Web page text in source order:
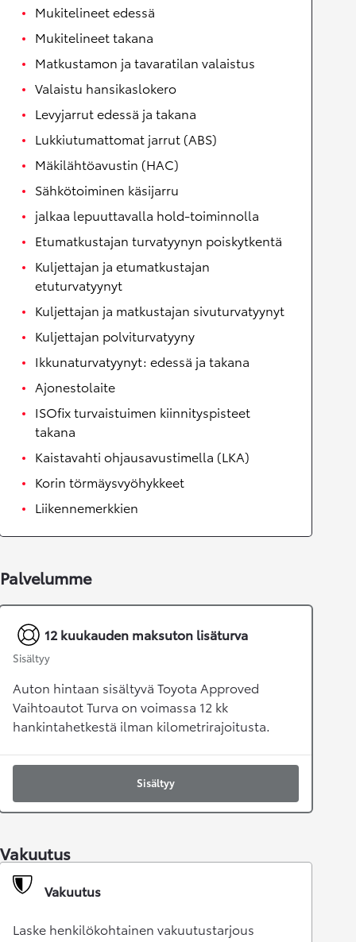
Mukitelineet edessä
Mukitelineet takana
Matkustamon ja tavaratilan valaistus
Valaistu hansikaslokero
Levyjarrut edessä ja takana
Lukkiutumattomat jarrut (ABS)
Mäkilähtöavustin (HAC)
Sähkötoiminen käsijarru
jalkaa lepuuttavalla hold-toiminnolla
Etumatkustajan turvatyynyn poiskytkentä
Kuljettajan ja etumatkustajan
etuturvatyynyt
Kuljettajan ja matkustajan sivuturvatyynyt
Kuljettajan polviturvatyyny
Ikkunaturvatyynyt: edessä ja takana
Ajonestolaite
ISOfix turvaistuimen kiinnityspisteet
takana
Kaistavahti ohjausavustimella (LKA)
Korin törmäysvyöhykkeet
Liikennemerkkien
Palvelumme
12 kuukauden maksuton lisäturva
Sisältyy
Auton hintaan sisältyvä Toyota Approved
Vaihtoautot Turva on voimassa 12 kk
hankintahetkestä ilman kilometrirajoitusta.
Sisältyy
Vakuutus
Vakuutus
Laske henkilökohtainen vakuutustarjous